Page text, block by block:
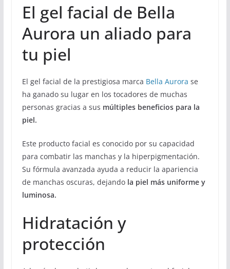
El gel facial de Bella
Aurora un aliado para
tu piel
El gel facial de la prestigiosa marca Bella Aurora se
ha ganado su lugar en los tocadores de muchas
personas gracias a sus múltiples beneficios para la
piel.
Este producto facial es conocido por su capacidad
para combatir las manchas y la hiperpigmentación.
Su fórmula avanzada ayuda a reducir la apariencia
de manchas oscuras, dejando la piel más uniforme y
luminosa.
Hidratación y
protección